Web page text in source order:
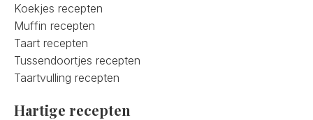
Koekjes recepten
Muffin recepten
Taart recepten
Tussendoortjes recepten
Taartvulling recepten
Hartige recepten